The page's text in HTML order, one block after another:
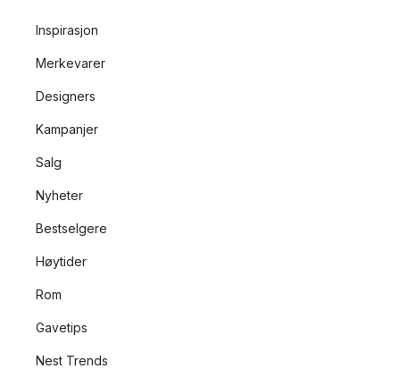
Inspirasjon
Merkevarer
Designers
Kampanjer
Salg
Nyheter
Bestselgere
Høytider
Rom
Gavetips
Nest Trends